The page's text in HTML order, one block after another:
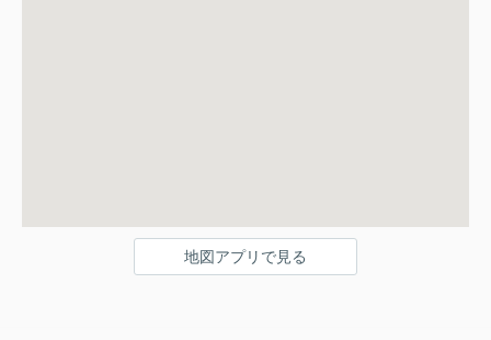
地図アプリで見る